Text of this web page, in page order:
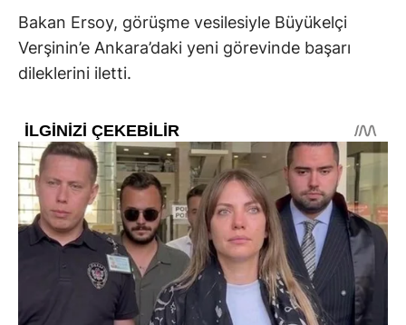
Bakan Ersoy, görüşme vesilesiyle Büyükelçi
Verşinin’e Ankara’daki yeni görevinde başarı
dileklerini iletti.